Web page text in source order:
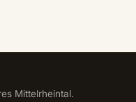
Mittelrheintal.